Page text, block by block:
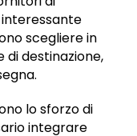
scegliere in
di destinazione,
lo sforzo di
integrare